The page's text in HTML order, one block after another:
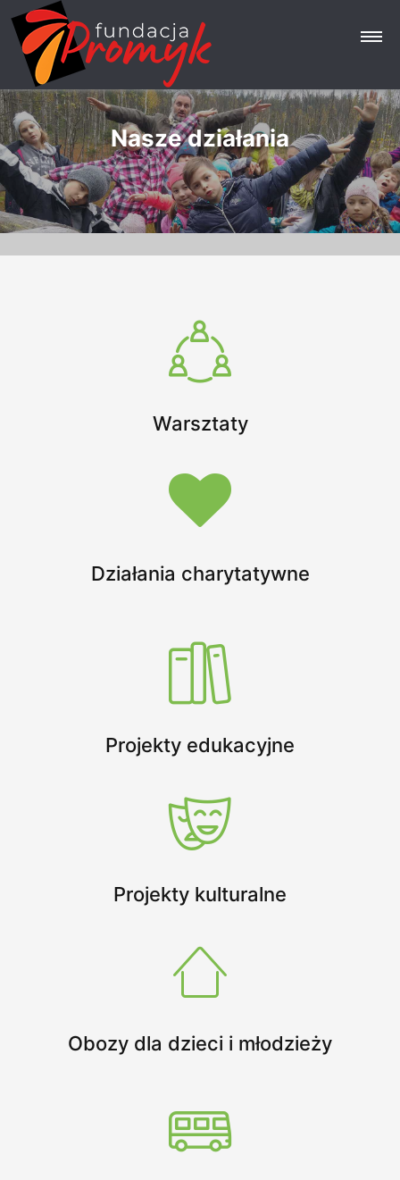
Strona główna
Fundacja
Nasze działania
Nasze działania
Warsztaty
Działania charytatywne
Projekty edukacyjne
Projekty kulturalne
Obozy dla dzieci i młodzieży